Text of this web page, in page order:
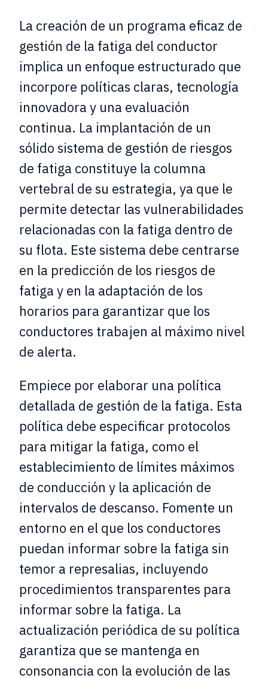
La creación de un programa eficaz de
gestión de la fatiga del conductor
implica un enfoque estructurado que
incorpore políticas claras, tecnología
innovadora y una evaluación
continua. La implantación de un
sólido sistema de gestión de riesgos
de fatiga constituye la columna
vertebral de su estrategia, ya que le
permite detectar las vulnerabilidades
relacionadas con la fatiga dentro de
su flota. Este sistema debe centrarse
en la predicción de los riesgos de
fatiga y en la adaptación de los
horarios para garantizar que los
conductores trabajen al máximo nivel
de alerta.
Empiece por elaborar una política
detallada de gestión de la fatiga. Esta
política debe especificar protocolos
para mitigar la fatiga, como el
establecimiento de límites máximos
de conducción y la aplicación de
intervalos de descanso. Fomente un
entorno en el que los conductores
puedan informar sobre la fatiga sin
temor a represalias, incluyendo
procedimientos transparentes para
informar sobre la fatiga. La
actualización periódica de su política
garantiza que se mantenga en
consonancia con la evolución de las